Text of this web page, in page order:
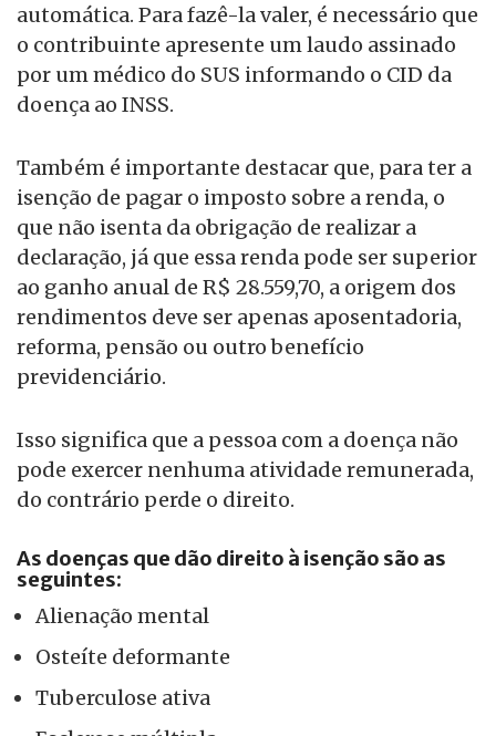
automática. Para fazê-la valer, é necessário que
o contribuinte apresente um laudo assinado
por um médico do SUS informando o CID da
doença ao INSS.
Também é importante destacar que, para ter a
isenção de pagar o imposto sobre a renda, o
que não isenta da obrigação de realizar a
declaração, já que essa renda pode ser superior
ao ganho anual de R$ 28.559,70, a origem dos
rendimentos deve ser apenas aposentadoria,
reforma, pensão ou outro benefício
previdenciário.
Isso significa que a pessoa com a doença não
pode exercer nenhuma atividade remunerada,
do contrário perde o direito.
As doenças que dão direito à isenção são as
seguintes:
Alienação mental
Osteíte deformante
Tuberculose ativa